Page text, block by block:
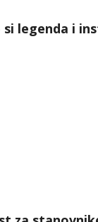
si legenda i